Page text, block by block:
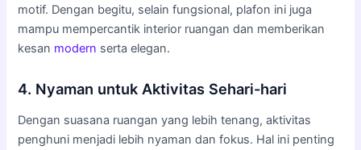
motif. Dengan begitu, selain fungsional, plafon ini juga
mampu mempercantik interior ruangan dan memberikan
kesan modern serta elegan.
4. Nyaman untuk Aktivitas Sehari-hari
Dengan suasana ruangan yang lebih tenang, aktivitas
penghuni menjadi lebih nyaman dan fokus. Hal ini penting